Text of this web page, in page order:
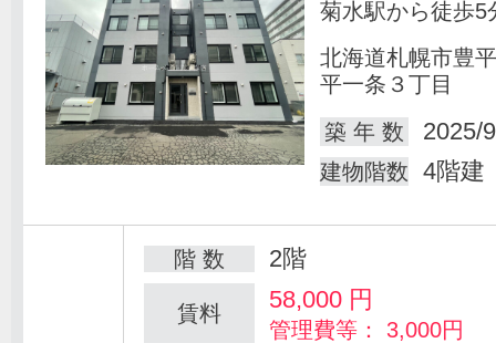
菊水駅から徒歩5
北海道札幌市豊
平一条３丁目
築 年 数
2025/
建物階数 4階建
階 数 2階
賃料 58,000円
管理費等： 3,000円